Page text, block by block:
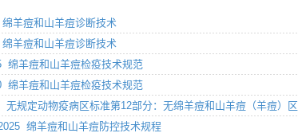
羊痘和山羊痘诊断技术
羊痘和山羊痘诊断技术
绵羊痘和山羊痘检疫技术规范
绵羊痘和山羊痘检疫技术规范
无规定动物疫病区标准第12部分：无绵羊痘和山羊痘（羊痘）区
绵羊痘和山羊痘防控技术规程